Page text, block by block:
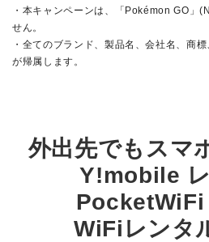
・本キャンペーンは、「Pokémon GO」
せん。
・全てのブランド、製品名、会社名、商
が帰属します。
外出先でもスマ
Y!mobile
PocketWiFi
WiFiレンタ